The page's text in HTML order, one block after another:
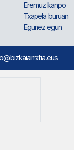
Eremuz kanpo
Txapela buruan
Egunez egun